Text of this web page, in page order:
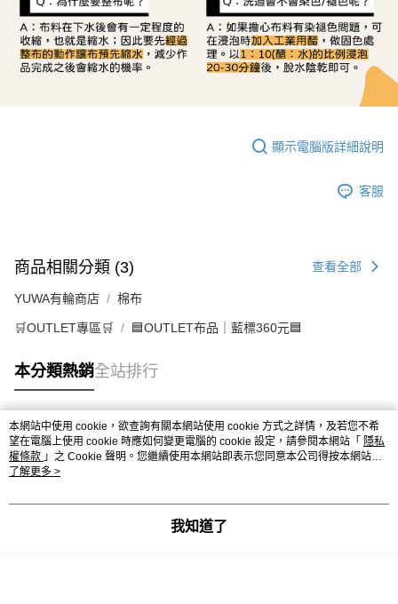
顯示電腦版詳細說明
客服
商品相關分類 (3) 查看全部
YUWA有輪商店 棉布
🛒OUTLET專區🛒 🟦OUTLET布品｜藍標360元🟦
本分類熱銷全站排行
熱門標籤
本網站中使用 cookie，欲查詢有關本網站使用 cookie 方式之詳情，及若您不希
望在電腦上使用 cookie 時應如何變更電腦的 cookie 設定，請參閱本網站「 隱私
權條款 」之 Cookie 聲明。您繼續使用本網站即表示您同意本公司得按本網站使
用條款之 Cookie 聲明使用 cookie。
了解更多 >
我知道了